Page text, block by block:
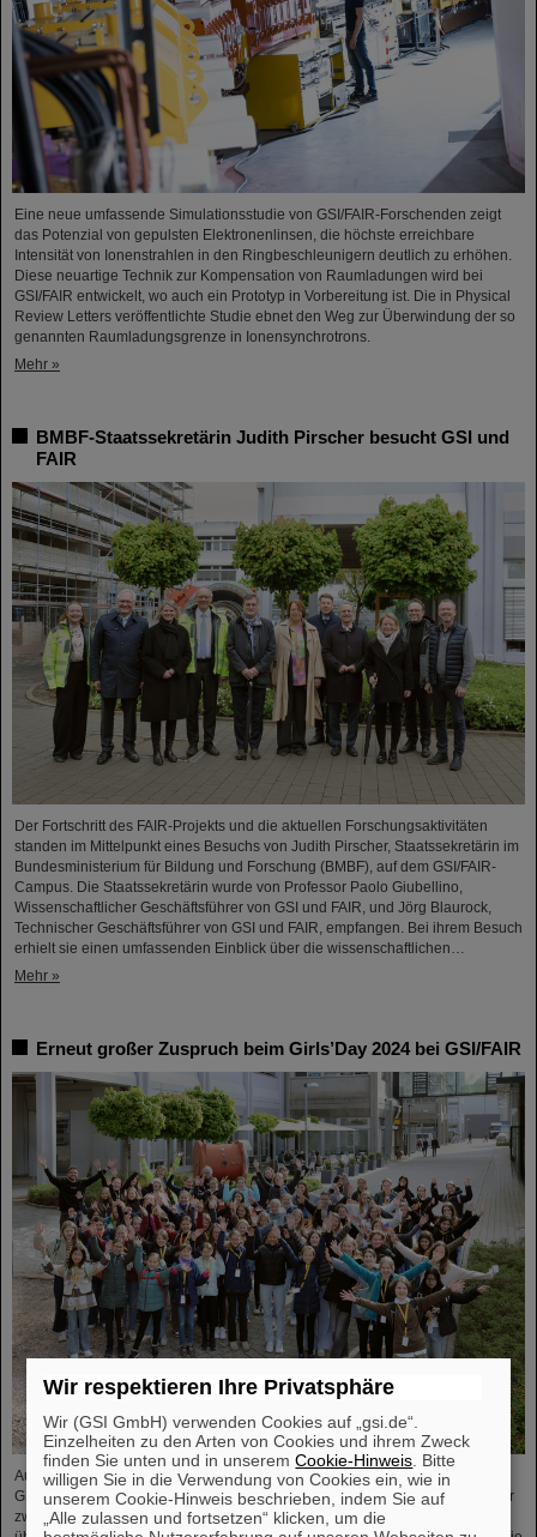
Eine neue umfassende Simulationsstudie von GSI/FAIR-Forschenden zeigt
das Potenzial von gepulsten Elektronenlinsen, die höchste erreichbare
Intensität von Ionenstrahlen in den Ringbeschleunigern deutlich zu erhöhen.
Diese neuartige Technik zur Kompensation von Raumladungen wird bei
GSI/FAIR entwickelt, wo auch ein Prototyp in Vorbereitung ist. Die in Physical
Review Letters veröffentlichte Studie ebnet den Weg zur Überwindung der so
genannten Raumladungsgrenze in Ionensynchrotrons.
Mehr »
BMBF-Staatssekretärin Judith Pirscher besucht GSI und
FAIR
Der Fortschritt des FAIR-Projekts und die aktuellen Forschungsaktivitäten
standen im Mittelpunkt eines Besuchs von Judith Pirscher, Staatssekretärin im
Bundesministerium für Bildung und Forschung (BMBF), auf dem GSI/FAIR-
Campus. Die Staatssekretärin wurde von Professor Paolo Giubellino,
Wissenschaftlicher Geschäftsführer von GSI und FAIR, und Jörg Blaurock,
Technischer Geschäftsführer von GSI und FAIR, empfangen. Bei ihrem Besuch
erhielt sie einen umfassenden Einblick über die wissenschaftlichen…
Mehr »
Erneut großer Zuspruch beim Girls’Day 2024 bei GSI/FAIR
Auch im Jahr 2024 erfreute sich der bundesweite Aktionstag Girls’Day bei
GSI/FAIR wieder großer Nachfrage. Dieses Mal nahmen 68 Mädchen im Alter
zwischen elf und 17 Jahren an der Veranstaltung teil und informierten sich
Wir respektieren Ihre Privatsphäre
Wir (GSI GmbH) verwenden Cookies auf „gsi.de“.
Einzelheiten zu den Arten von Cookies und ihrem Zweck
finden Sie unten und in unseremCookie-Hinweis . Bitte
willigen Sie in die Verwendung von Cookies ein, wie in
unserem Cookie-Hinweis beschrieben, indem Sie auf
„Alle zulassen und fortsetzen“ klicken, um die